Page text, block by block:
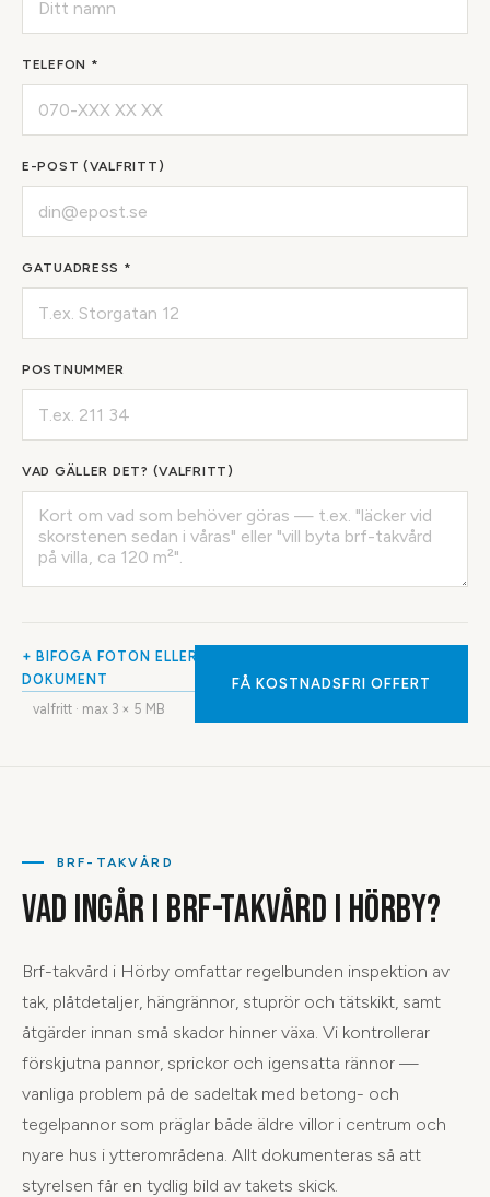
TELEFON *
E-POST (VALFRITT)
GATUADRESS *
POSTNUMMER
VAD GÄLLER DET? (VALFRITT)
+ BIFOGA FOTON ELLER
DOKUMENT
valfritt · max 3 × 5 MB
FÅ KOSTNADSFRI OFFERT
BRF-TAKVÅRD
VAD INGÅR I BRF-TAKVÅRD I HÖRBY?
Brf-takvård i Hörby omfattar regelbunden inspektion av
tak, plåtdetaljer, hängrännor, stuprör och tätskikt, samt
åtgärder innan små skador hinner växa. Vi kontrollerar
förskjutna pannor, sprickor och igensatta rännor —
vanliga problem på de sadeltak med betong- och
tegelpannor som präglar både äldre villor i centrum och
nyare hus i ytterområdena. Allt dokumenteras så att
styrelsen får en tydlig bild av takets skick.